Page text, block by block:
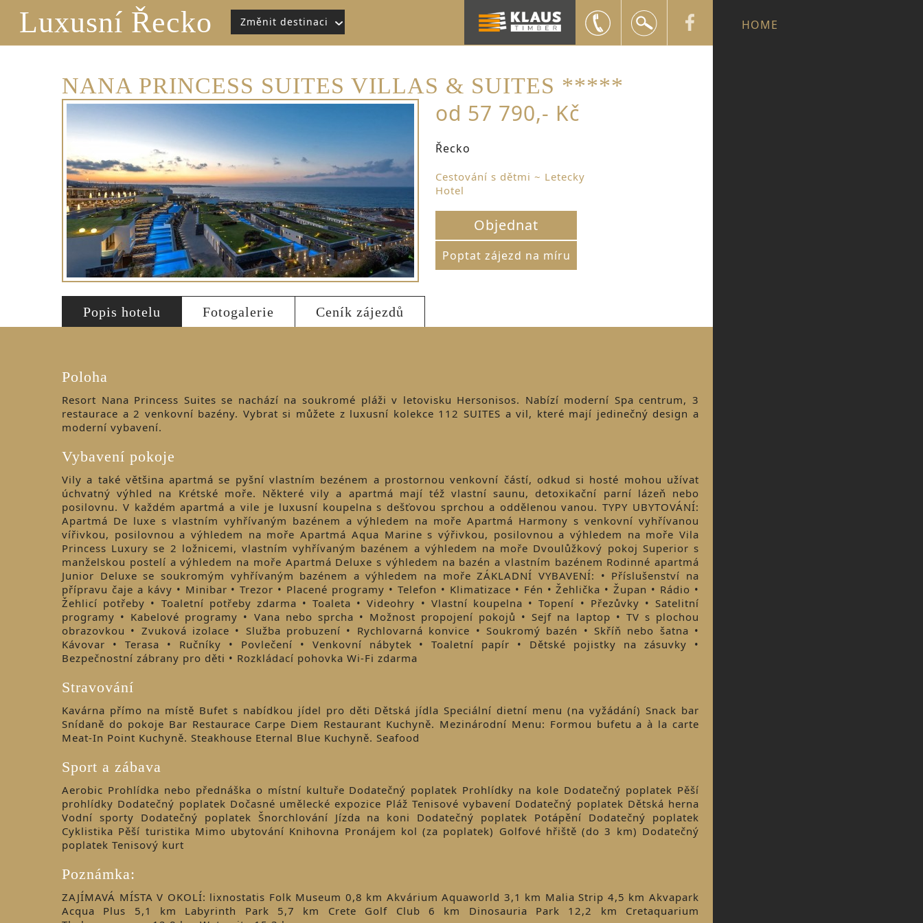
Luxusní Řecko Změnit destinaci
+420 602 552 624
info@snailtravel.czHOME
NANA PRINCESS SUITES VILLAS & SUITES *****
od 57 790,- Kč
Řecko
Cestování s dětmi ~ Letecky
Hotel
Objednat
Poptat zájezd na míru
Popis hotelu Fotogalerie Ceník zájezdů
Poloha
Resort Nana Princess Suites se nachází na soukromé pláži v letovisku Hersonisos. Nabízí moderní Spa centrum, 3
restaurace a 2 venkovní bazény. Vybrat si můžete z luxusní kolekce 112 SUITES a vil, které mají jedinečný design a
moderní vybavení.
Vybavení pokoje
Vily a také většina apartmá se pyšní vlastním bezénem a prostornou venkovní částí, odkud si hosté mohou užívat
úchvatný výhled na Krétské moře. Některé vily a apartmá mají též vlastní saunu, detoxikační parní lázeň nebo
posilovnu. V každém apartmá a vile je luxusní koupelna s dešťovou sprchou a oddělenou vanou. TYPY UBYTOVÁNÍ:
Apartmá De luxe s vlastním vyhřívaným bazénem a výhledem na moře Apartmá Harmony s venkovní vyhřívanou
vířivkou, posilovnou a výhledem na moře Apartmá Aqua Marine s výřivkou, posilovnou a výhledem na moře Vila
Princess Luxury se 2 ložnicemi, vlastním vyhřívaným bazénem a výhledem na moře Dvoulůžkový pokoj Superior s
manželskou postelí a výhledem na moře Apartmá Deluxe s výhledem na bazén a vlastním bazénem Rodinné apartmá
Junior Deluxe se soukromým vyhřívaným bazénem a výhledem na moře ZÁKLADNÍ VYBAVENÍ: • Příslušenství na
přípravu čaje a kávy • Minibar • Trezor • Placené programy • Telefon • Klimatizace • Fén • Žehlička • Župan • Rádio •
Žehlicí potřeby • Toaletní potřeby zdarma • Toaleta • Videohry • Vlastní koupelna • Topení • Přezůvky • Satelitní
programy • Kabelové programy • Vana nebo sprcha • Možnost propojení pokojů • Sejf na laptop • TV s plochou
obrazovkou • Zvuková izolace • Služba probuzení • Rychlovarná konvice • Soukromý bazén • Skříň nebo šatna •
Kávovar • Terasa • Ručníky • Povlečení • Venkovní nábytek • Toaletní papír • Dětské pojistky na zásuvky •
Bezpečnostní zábrany pro děti • Rozkládací pohovka Wi-Fi zdarma
Stravování
Kavárna přímo na místě Bufet s nabídkou jídel pro děti Dětská jídla Speciální dietní menu (na vyžádání) Snack bar
Snídaně do pokoje Bar Restaurace Carpe Diem Restaurant Kuchyně. Mezinárodní Menu: Formou bufetu a à la carte
Meat-In Point Kuchyně. Steakhouse Eternal Blue Kuchyně. Seafood
Sport a zábava
Aerobic Prohlídka nebo přednáška o místní kultuře Dodatečný poplatek Prohlídky na kole Dodatečný poplatek Pěší
prohlídky Dodatečný poplatek Dočasné umělecké expozice Pláž Tenisové vybavení Dodatečný poplatek Dětská herna
Vodní sporty Dodatečný poplatek Šnorchlování Jízda na koni Dodatečný poplatek Potápění Dodatečný poplatek
Cyklistika Pěší turistika Mimo ubytování Knihovna Pronájem kol (za poplatek) Golfové hřiště (do 3 km) Dodatečný
poplatek Tenisový kurt
Poznámka:
ZAJÍMAVÁ MÍSTA V OKOLÍ: lixnostatis Folk Museum 0,8 km Akvárium Aquaworld 3,1 km Malia Strip 4,5 km Akvapark
Acqua Plus 5,1 km Labyrinth Park 5,7 km Crete Golf Club 6 km Dinosauria Park 12,2 km Cretaquarium